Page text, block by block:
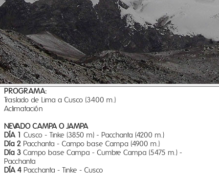
PROGRAMA:
Traslado de Lima a Cusco (3400 m.)
Aclimatación
NEVADO CAMPA O JAMPA
DÍA 1 Cusco - Tinke (3850 m) - Pacchanta (4200 m.)
Día 2 Pacchanta - Campo base Campa (4900 m.)
Día 3 Campo base Campa - Cumbre Campa (5475 m.) -
Pacchanta
DÍA 4 Pacchanta - Tinke - Cusco